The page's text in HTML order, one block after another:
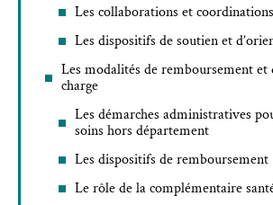
Les collaborations et coordinations
Les dispositifs de soutien et
Les modalités de remboursement et
charge
Les démarches administratives
soins hors département
Les dispositifs de remboursement
Le rôle de la complémentaire